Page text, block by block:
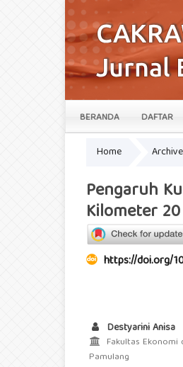
BERANDA DAFTAR
Home
Pengaruh
Kilometer
https://doi.org/
Destyarini Anisa
Fakultas Ekonomi
Pamulang